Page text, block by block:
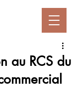
au RCS du